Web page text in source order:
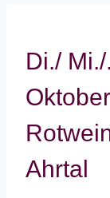
Di./
Ahrtal